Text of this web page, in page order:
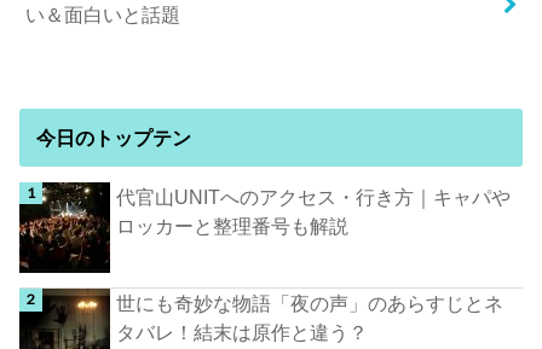
い＆面白いと話題
今日のトップテン
代官山UNITへのアクセス・行き方｜キャパや
ロッカーと整理番号も解説
世にも奇妙な物語「夜の声」のあらすじとネ
タバレ！結末は原作と違う？